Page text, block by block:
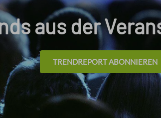
aus der
TRENDREPORT ABONNIEREN